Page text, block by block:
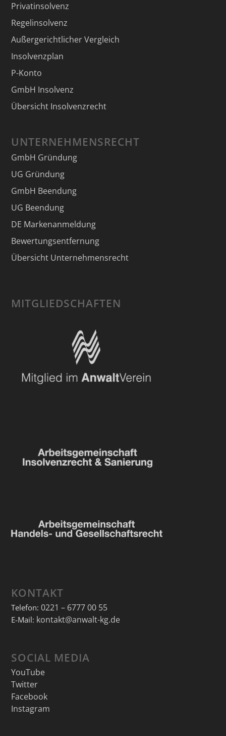
Privatinsolvenz
Regelinsolvenz
Außergerichtlicher Vergleich
Insolvenzplan
P-Konto
GmbH Insolvenz
Übersicht Insolvenzrecht
UNTERNEHMENSRECHT
GmbH Gründung
UG Gründung
GmbH Beendung
UG Beendung
DE Markenanmeldung
Bewertungsentfernung
Übersicht Unternehmensrecht
MITGLIEDSCHAFTEN
KONTAKT
Telefon: 0221 – 6777 00 55
E-Mail: kontakt@anwalt-kg.de
SOCIAL MEDIA
YouTube
Twitter
Facebook
Instagram